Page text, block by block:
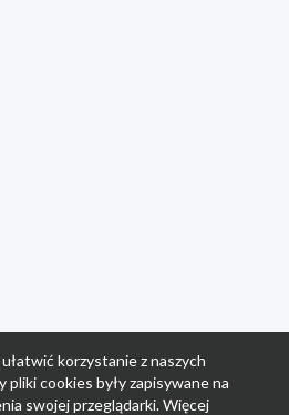
korzystanie z naszych
pliki cookies były zapisywane na
swojej przeglądarki. Więcej